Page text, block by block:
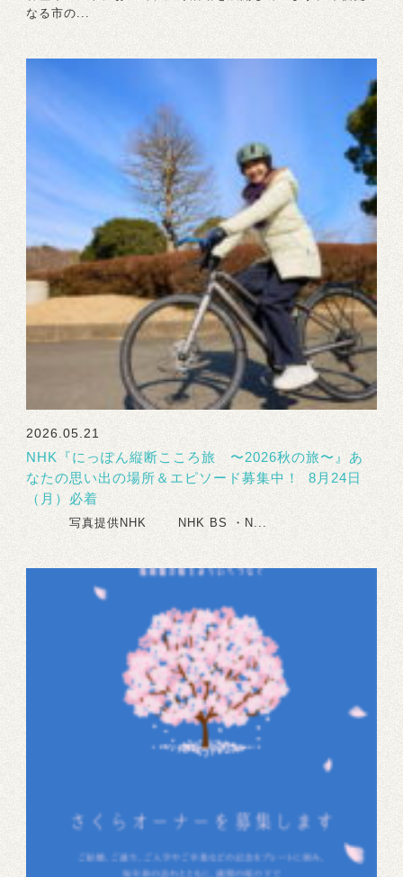
なる市の...
2026.05.21
NHK『にっぽん縦断こころ旅 〜2026秋の旅〜』あ
なたの思い出の場所＆エピソード募集中！ 8月24日
（月）必着
写真提供NHK NHK BS ・N...